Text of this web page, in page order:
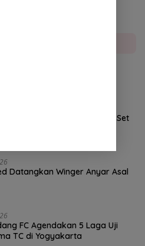
Maksimalkan Open Play dan Set
Datangkan Winger Anyar Asal
FC Agendakan 5 Laga Uji
TC di Yogyakarta